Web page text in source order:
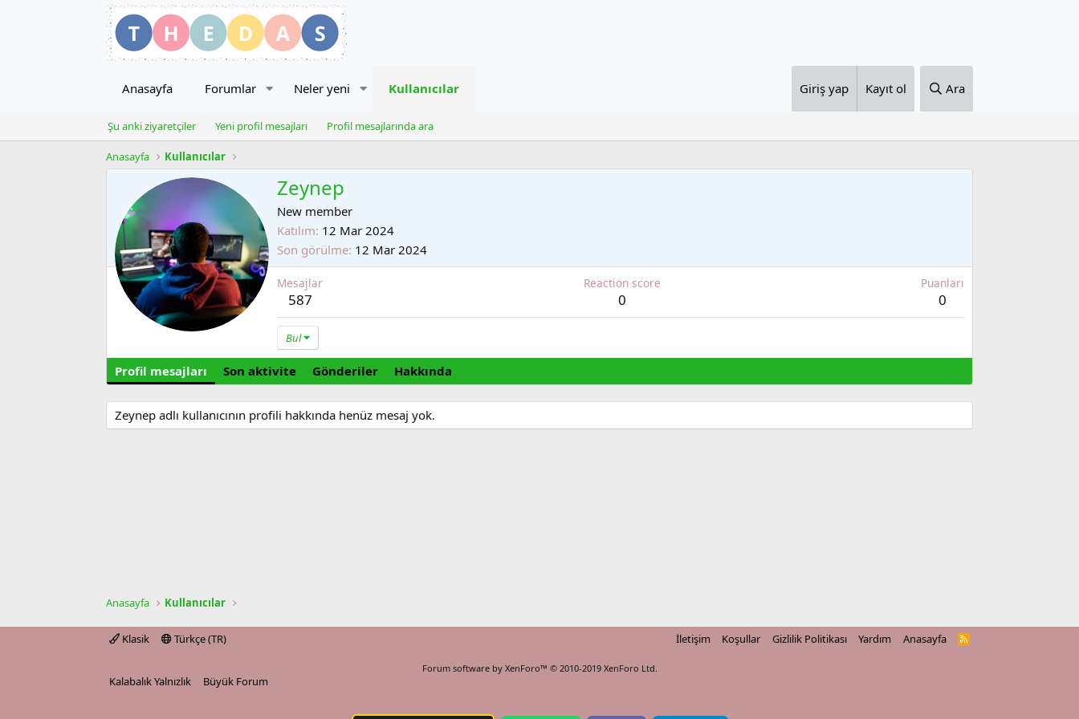
Anasayfa Forumlar Neler yeni Kullanıcılar Giriş yap Kayıt ol Ara
Şu anki ziyaretçiler Yeni profil mesajları Profil mesajlarında ara
Anasayfa Kullanıcılar
Zeynep
New member
Katılım 12 Mar 2024
Son görülme 12 Mar 2024
Mesajlar
587
Reaction score
0
Puanları
0
Bul
Profil mesajları Son aktivite Gönderiler Hakkında
Zeynep adlı kullanıcının profili hakkında henüz mesaj yok.
Anasayfa Kullanıcılar
Klasik Türkçe (TR) İletişim Koşullar Gizlilik Politikası Yardım Anasayfa
R
Forum software by XenForo™ © 2010-2019 XenForo Ltd.
Kalabalık Yalnızlık Büyük Forum